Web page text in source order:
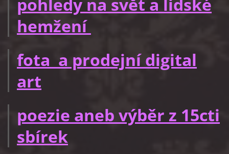
hemžení
fota a prodejní digital
art
poezie aneb výběr z 15cti
sbírek